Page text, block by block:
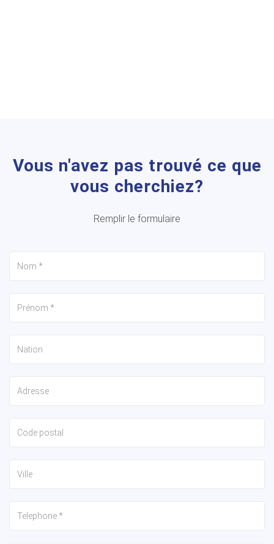
Vous n'avez pas trouvé ce que
vous cherchiez?
Remplir le formulaire